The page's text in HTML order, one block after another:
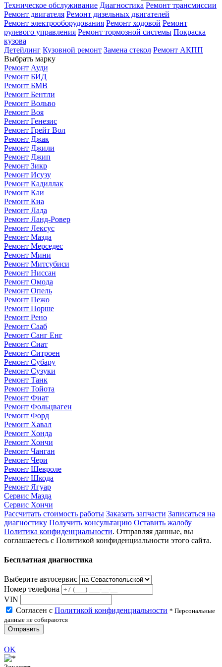
Техническое обслуживание Диагностика Ремонт трансмиссии
Ремонт двигателя Ремонт дизельных двигателей
Ремонт электрооборудования Ремонт ходовой Ремонт
рулевого управления Ремонт тормозной системы Покраска
кузова
Детейлинг Кузовной ремонт Замена стекол Ремонт АКПП
Выбрать марку
Ремонт Ауди
Ремонт БИД
Ремонт БМВ
Ремонт Бентли
Ремонт Вольво
Ремонт Воя
Ремонт Генезис
Ремонт Грейт Вол
Ремонт Джак
Ремонт Джили
Ремонт Джип
Ремонт Зикр
Ремонт Исузу
Ремонт Кадиллак
Ремонт Каи
Ремонт Киа
Ремонт Лада
Ремонт Ланд-Ровер
Ремонт Лексус
Ремонт Мазда
Ремонт Мерседес
Ремонт Мини
Ремонт Митсубиси
Ремонт Ниссан
Ремонт Омода
Ремонт Опель
Ремонт Пежо
Ремонт Порше
Ремонт Рено
Ремонт Сааб
Ремонт Санг Енг
Ремонт Сиат
Ремонт Ситроен
Ремонт Субару
Ремонт Сузуки
Ремонт Танк
Ремонт Тойота
Ремонт Фиат
Ремонт Фольцваген
Ремонт Форд
Ремонт Хавал
Ремонт Хонда
Ремонт Хончи
Ремонт Чанган
Ремонт Чери
Ремонт Шевроле
Ремонт Шкода
Ремонт Ягуар
Сервис Мазда
Сервис Хончи
Рассчитать стоимость работы Заказать запчасти Записаться на
диагностику Получить консультацию Оставить жалобу
Политика конфиденциальности. Отправляя данные, вы
соглашаетесь с Политикой конфиденциальности этого сайта.
Бесплатная диагностика
Выберите автосервис
Номер телефона
VIN
Согласен с Политикой конфиденциальности * Персональные
данные не собираются
Отправить
OK